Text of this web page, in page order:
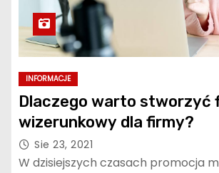
INFORMACJE
Dlaczego warto stworzyć
wizerunkowy dla firmy?
Sie 23, 2021
W dzisiejszych czasach promocja